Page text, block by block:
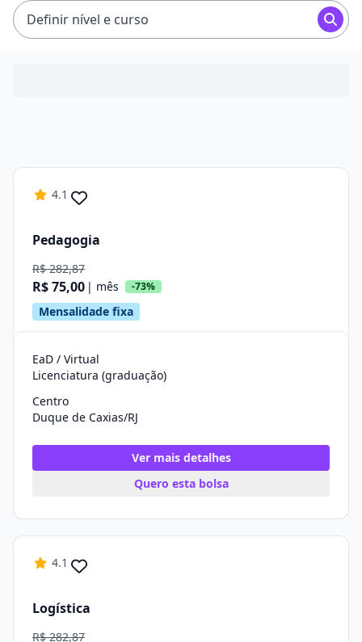
R$ 96,31.
Definir nível e curso
4.1
Pedagogia
R$ 282,87
R$ 75,00 | mês -73%
Mensalidade fixa
EaD / Virtual
Licenciatura (graduação)
Centro
Duque de Caxias/RJ
Ver mais detalhes
Quero esta bolsa
4.1
Logística
R$ 282,87